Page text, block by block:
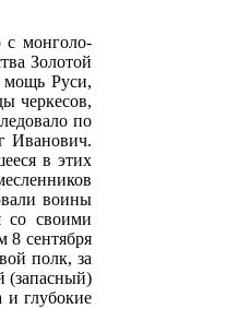
с монголо-
Золотой
мощь Руси,
черкесов,
по
Иванович.
в этих
воины
со своими
8 сентября
полк, за
(запасный)
глубокие